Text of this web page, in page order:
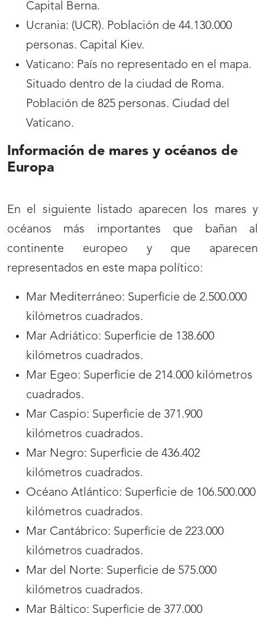
Capital Berna.
Ucrania: (UCR). Población de 44.130.000
personas. Capital Kiev.
Vaticano: País no representado en el mapa.
Situado dentro de la ciudad de Roma.
Población de 825 personas. Ciudad del
Vaticano.
Información de mares y océanos de
Europa
En el siguiente listado aparecen los mares y
océanos más importantes que bañan al
continente europeo y que aparecen
representados en este mapa político:
Mar Mediterráneo: Superficie de 2.500.000
kilómetros cuadrados.
Mar Adriático: Superficie de 138.600
kilómetros cuadrados.
Mar Egeo: Superficie de 214.000 kilómetros
cuadrados.
Mar Caspio: Superficie de 371.900
kilómetros cuadrados.
Mar Negro: Superficie de 436.402
kilómetros cuadrados.
Océano Atlántico: Superficie de 106.500.000
kilómetros cuadrados.
Mar Cantábrico: Superficie de 223.000
kilómetros cuadrados.
Mar del Norte: Superficie de 575.000
kilómetros cuadrados.
Mar Báltico: Superficie de 377.000